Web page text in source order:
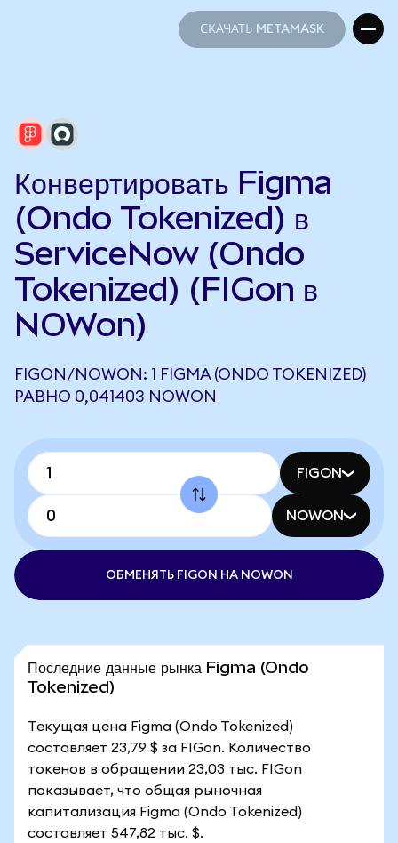
СКАЧАТЬ METAMASK
Конвертировать Figma
(Ondo Tokenized) в
ServiceNow (Ondo
Tokenized) (FIGon в
NOWon)
FIGON/NOWON: 1 FIGMA (ONDO TOKENIZED)
РАВНО 0,041403 NOWON
FIGON
NOWON
ОБМЕНЯТЬ FIGON НА NOWON
Последние данные рынка Figma (Ondo
Tokenized)
Текущая цена Figma (Ondo Tokenized)
составляет 23,79 $ за FIGon. Количество
токенов в обращении 23,03 тыс. FIGon
показывает, что общая рыночная
капитализация Figma (Ondo Tokenized)
составляет 547,82 тыс. $.